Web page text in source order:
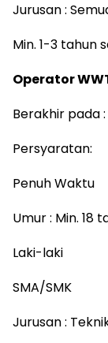
Jurusan :
Min. 1-3 tahun
Operator
Berakhir pada
Persyaratan:
Penuh Waktu
Umur : Min. 18
Laki-laki
SMA/SMK
Jurusan :